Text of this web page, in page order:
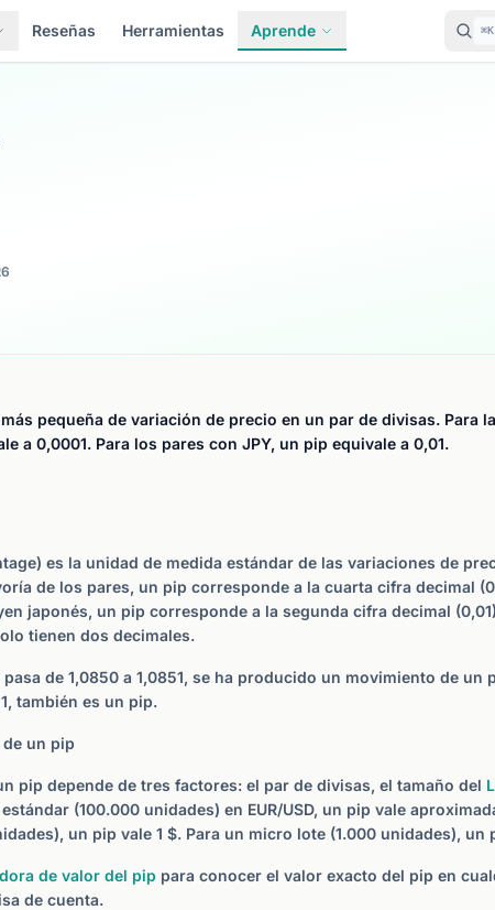
Reseñas Herramientas Aprende ⌘K
pequeña de variación de precio en un par de divisas. Para
a 0,0001. Para los pares con JPY, un pip equivale a 0,01.
es la unidad de medida estándar de las variaciones de
de los pares, un pip corresponde a la cuarta cifra decimal
japonés, un pip corresponde a la segunda cifra decimal
tienen dos decimales.
pasa de 1,0850 a 1,0851, se ha producido un movimiento de un
también es un pip.
un pip
pip depende de tres factores: el par de divisas, el tamaño del
(100.000 unidades) en EUR/USD, un pip vale
un pip vale 1 $. Para un micro lote (1.000 unidades), un
de valor del pip para conocer el valor exacto del pip en
de cuenta.